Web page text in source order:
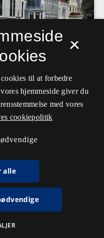
×
til at forbedre
hjemmeside giver du
med vores
cookiepolitik
alle